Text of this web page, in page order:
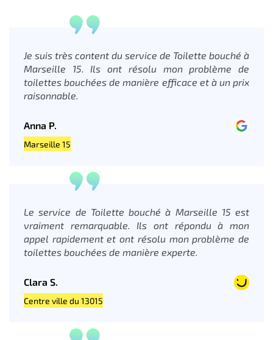
Je suis très content du service de Toilette bouché à
Marseille 15. Ils ont résolu mon problème de
toilettes bouchées de manière efficace et à un prix
raisonnable.
Anna P.
Marseille 15
Le service de Toilette bouché à Marseille 15 est
vraiment remarquable. Ils ont répondu à mon
appel rapidement et ont résolu mon problème de
toilettes bouchées de manière experte.
Clara S.
Centre ville du 13015